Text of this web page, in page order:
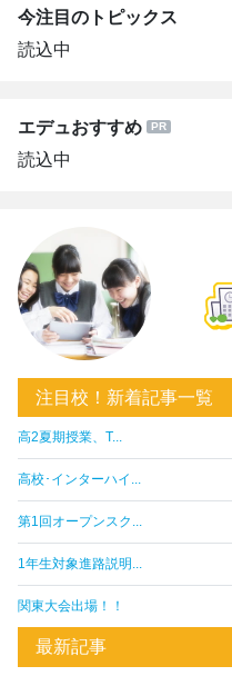
今注目のトピックス
読込中
エデュおすすめ
読込中
注目校！新着記事一覧
高2夏期授業、T...
高校･インターハイ...
第1回オープンスク...
1年生対象進路説明...
関東大会出場！！
最新記事